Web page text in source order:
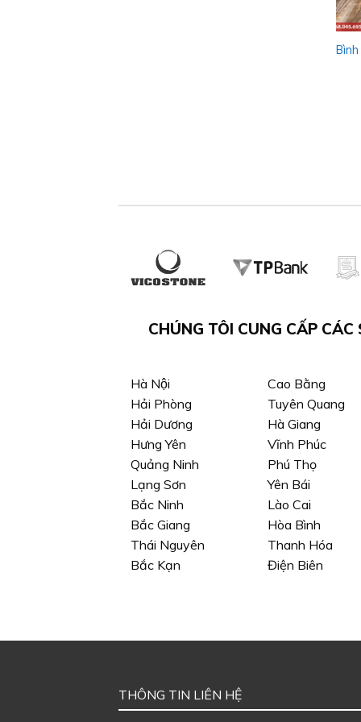
CHÚNG TÔI CUNG CẤP
Hà Nội
Hải Phòng
Hải Dương
Hưng Yên
Quảng Ninh
Lạng Sơn
Bắc Ninh
Bắc Giang
Thái Nguyên
Bắc Kạn
Cao Bằng
Tuyên Quang
Hà Giang
Vĩnh Phúc
Phú Thọ
Yên Bái
Lào Cai
Hòa Bình
Thanh Hóa
Điện Biên
THÔNG TIN LIÊN HỆ